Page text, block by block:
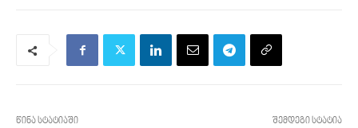
წინა სტატიაში შემდეგი სტატია